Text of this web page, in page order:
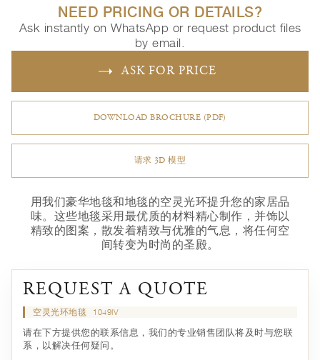
NEED PRICING OR DETAILS?
Ask instantly on WhatsApp or request product files
by email.
ASK FOR PRICE
DOWNLOAD BROCHURE (PDF)
请求 3D 模型
用我们豪华地毯和地毯的空灵光环提升您的家居品
味。这些地毯采用最优质的材料精心制作，并饰以
精致的图案，散发着精致与优雅的气息，将任何空
间转变为时尚的圣殿。
REQUEST A QUOTE
空灵光环地毯 1049IV
请在下方提供您的联系信息，我们的专业销售团队将及时与您联
系，以解决任何疑问。